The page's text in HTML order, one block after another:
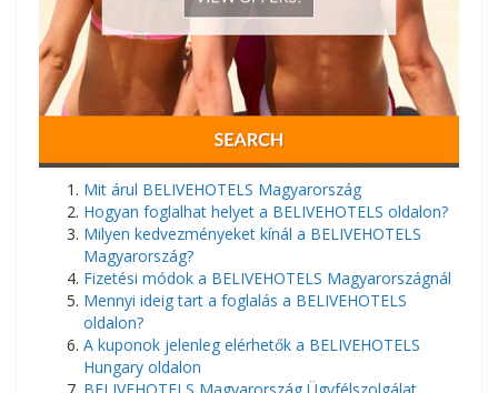
Mit árul BELIVEHOTELS Magyarország
Hogyan foglalhat helyet a BELIVEHOTELS oldalon?
Milyen kedvezményeket kínál a BELIVEHOTELS
Magyarország?
Fizetési módok a BELIVEHOTELS Magyarországnál
Mennyi ideig tart a foglalás a BELIVEHOTELS
oldalon?
A kuponok jelenleg elérhetők a BELIVEHOTELS
Hungary oldalon